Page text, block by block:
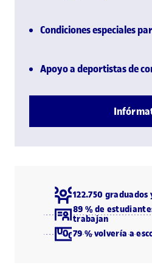
Condiciones especiales
Apoyo a deportistas de
122.750
89 % de
trabajan
79 % volvería a